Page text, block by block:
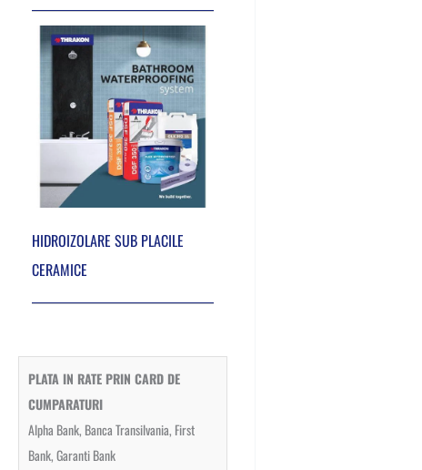
HIDROIZOLARE SUB PLACILE
CERAMICE
PLATA IN RATE PRIN CARD DE
CUMPARATURI
Alpha Bank, Banca Transilvania, First
Bank, Garanti Bank